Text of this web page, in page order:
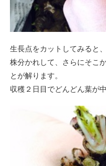
生長点をカットしてみると
株分かれして、さらにそこ
とが解ります。
収穫２日目でどんどん葉が